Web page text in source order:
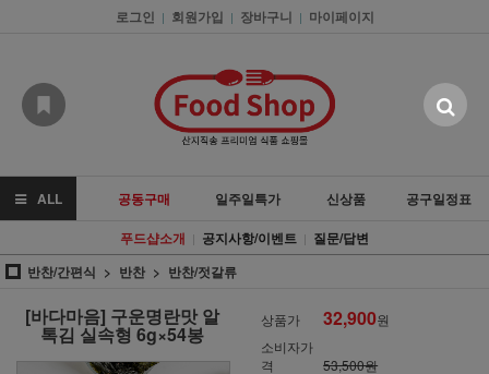
로그인 | 회원가입 | 장바구니 | 마이페이지
ALL 공동구매 일주일특가 신상품
공구일정표
푸드샵소개 | 공지사항/이벤트 | 질문/답변
반찬/간편식
반찬 반찬/젓갈류
[바다마음] 구운명란맛 알
톡김 실속형 6g×54봉
상품가 32,900원
소비자가
격
53,500원